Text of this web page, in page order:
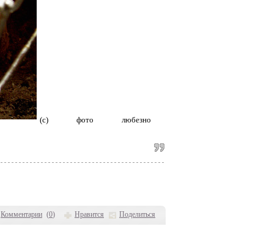
Комментарии (0) Нравится Поделиться
(с) фото любезно